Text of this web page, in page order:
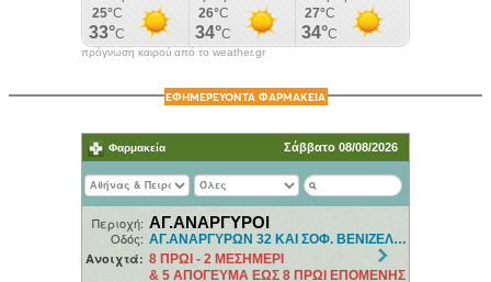
πρόγνωση καιρού από το weather.gr
ΕΦΗΜΕΡΕΥΟΝΤΑ ΦΑΡΜΑΚΕΙΑ